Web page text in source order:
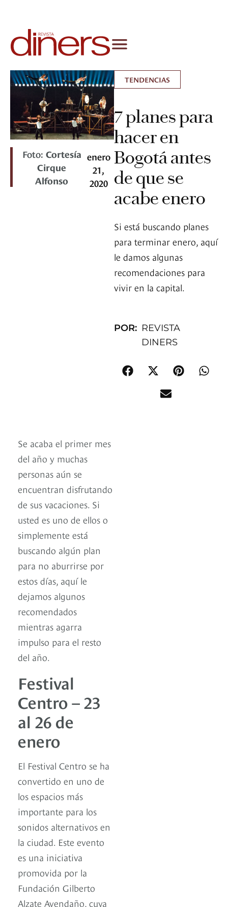
Foto: Cortesía
Cirque
Alfonso
enero
21,
2020
TENDENCIAS
7 planes para
hacer en
Bogotá antes
de que se
acabe enero
Si está buscando planes
para terminar enero, aquí
le damos algunas
recomendaciones para
vivir en la capital.
POR: REVISTA
DINERS
Se acaba el primer mes
del año y muchas
personas aún se
encuentran disfrutando
de sus vacaciones. Si
usted es uno de ellos o
simplemente está
buscando algún plan
para no aburrirse por
estos días, aquí le
dejamos algunos
recomendados
mientras agarra
impulso para el resto
del año.
Festival
Centro – 23
al 26 de
enero
El Festival Centro se ha
convertido en uno de
los espacios más
importante para los
sonidos alternativos en
la ciudad. Este evento
es una iniciativa
promovida por la
Fundación Gilberto
Alzate Avendaño, cuya